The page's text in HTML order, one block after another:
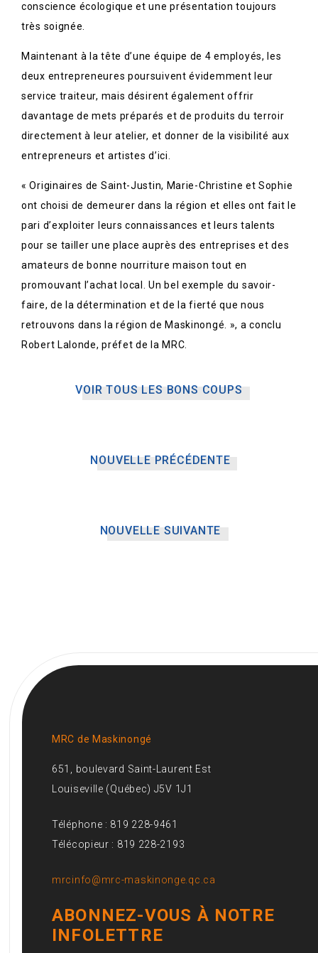
conscience écologique et une présentation toujours
très soignée.
Maintenant à la tête d’une équipe de 4 employés, les
deux entrepreneures poursuivent évidemment leur
service traiteur, mais désirent également offrir
davantage de mets préparés et de produits du terroir
directement à leur atelier, et donner de la visibilité aux
entrepreneurs et artistes d’ici.
« Originaires de Saint-Justin, Marie-Christine et Sophie
ont choisi de demeurer dans la région et elles ont fait le
pari d’exploiter leurs connaissances et leurs talents
pour se tailler une place auprès des entreprises et des
amateurs de bonne nourriture maison tout en
promouvant l’achat local. Un bel exemple du savoir-
faire, de la détermination et de la fierté que nous
retrouvons dans la région de Maskinongé. », a conclu
Robert Lalonde, préfet de la MRC.
VOIR TOUS LES BONS COUPS
NOUVELLE PRÉCÉDENTE
NOUVELLE SUIVANTE
MRC de Maskinongé
651, boulevard Saint-Laurent Est
Louiseville (Québec) J5V 1J1
Téléphone : 819 228-9461
Télécopieur : 819 228-2193
mrcinfo@mrc-maskinonge.qc.ca
ABONNEZ-VOUS À NOTRE
INFOLETTRE